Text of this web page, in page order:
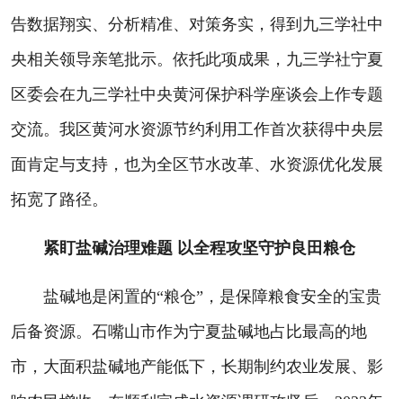
告数据翔实、分析精准、对策务实，得到九三学社中
央相关领导亲笔批示。依托此项成果，九三学社宁夏
区委会在九三学社中央黄河保护科学座谈会上作专题
交流。我区黄河水资源节约利用工作首次获得中央层
面肯定与支持，也为全区节水改革、水资源优化发展
拓宽了路径。
紧盯盐碱治理难题 以全程攻坚守护良田粮仓
盐碱地是闲置的“粮仓”，是保障粮食安全的宝贵
后备资源。石嘴山市作为宁夏盐碱地占比最高的地
市，大面积盐碱地产能低下，长期制约农业发展、影